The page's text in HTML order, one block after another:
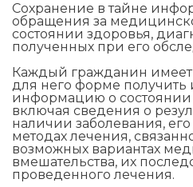
Сохранение в тайне
обращения за
состоянии здоровья,
полученных при его
Каждый гражданин имеет
для него форме
информацию о состоянии
включая сведения о
наличии заболевания,
методах лечения,
возможных вариантах
вмешательства, их
проведенного лечения.